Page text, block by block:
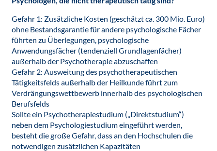
Gefahr 1: Zusätzliche Kosten (geschätzt ca. 300 Mio. Euro)
ohne Bestandsgarantie für andere psychologische Fächer
führten zu Überlegungen, psychologische
Anwendungsfächer (tendenziell Grundlagenfächer)
außerhalb der Psychotherapie abzuschaffen
Gefahr 2: Ausweitung des psychotherapeutischen
Tätigkeitsfelds außerhalb der Heilkunde führt zum
Verdrängungswettbewerb innerhalb des psychologischen
Berufsfelds
Sollte ein Psychotherapiestudium („Direktstudium“)
neben dem Psychologiestudium eingeführt werden,
besteht die große Gefahr, dass an den Hochschulen die
notwendigen zusätzlichen Kapazitäten